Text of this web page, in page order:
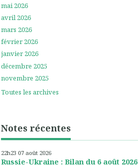
mai 2026
avril 2026
mars 2026
février 2026
janvier 2026
décembre 2025
novembre 2025
Toutes les archives
Notes récentes
22h23 07 août 2026
Russie-Ukraine : Bilan du 6 août 2026